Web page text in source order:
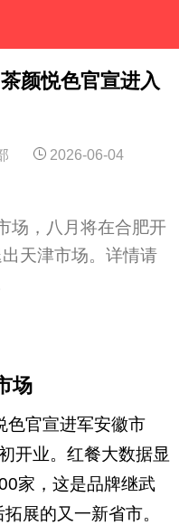
颜悦色官宣进入
2026-06-04
场，八月将在合肥开
天津市场。详情请
场
色官宣进军安徽市
开业。红餐大数据显
家，这是品牌继武
展的又一新省市。